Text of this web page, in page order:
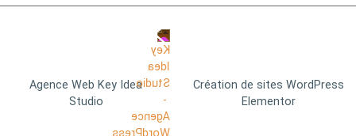
Agence Web Key Idea
Studio
Création de sites WordPress
Elementor